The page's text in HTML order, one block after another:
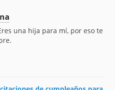
una hija para mí, por eso te